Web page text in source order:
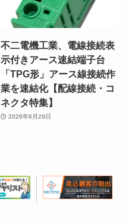
不二電機工業、電線接続表
示付きアース速結端子台
「TPG形」アース線接続作
業を速結化【配線接続・コ
ネクタ特集】
2026年6月29日